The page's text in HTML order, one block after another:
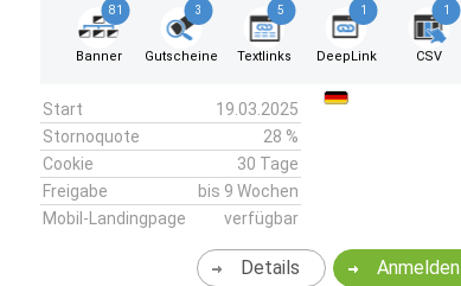
81
Banner
3
Gutscheine
5
Textlinks
1
DeepLink
1
CSV
Start
19.03.2025
Stornoquote
28 %
Cookie
30 Tage
Freigabe
bis 9 Wochen
Mobil-Landingpage
verfügbar
Anmelden
Details